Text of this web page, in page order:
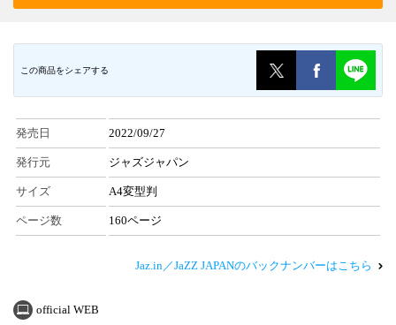
この商品をシェアする
発売日 2022/09/27
発行元 ジャズジャパン
サイズ A4変型判
ページ数 160ページ
Jaz.in／JaZZ JAPANのバックナンバーはこちら
official WEB